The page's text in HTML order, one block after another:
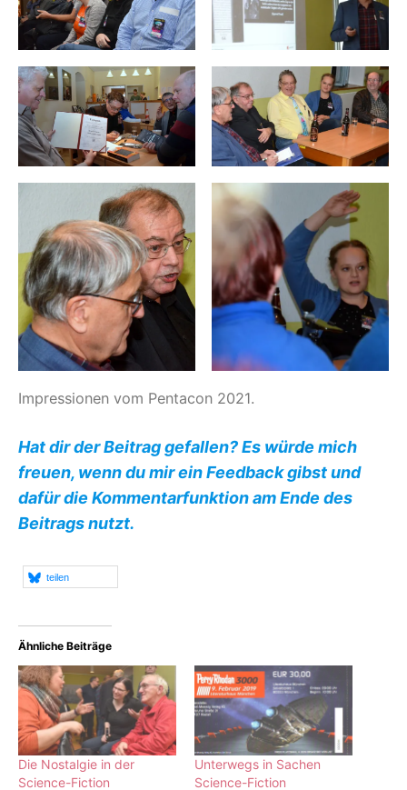
Impressionen vom Pentacon 2021.
Hat dir der Beitrag gefallen? Es würde mich
freuen, wenn du mir ein Feedback gibst und
dafür die Kommentarfunktion am Ende des
Beitrags nutzt.
teilen
Ähnliche Beiträge
Die Nostalgie in der
Science-Fiction
Unterwegs in Sachen
Science-Fiction